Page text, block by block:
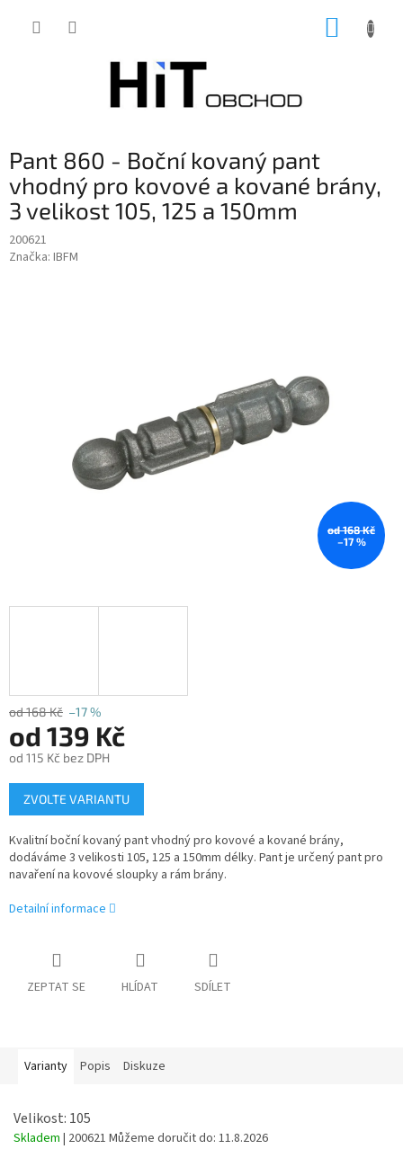
Pant 860 - Boční kovaný pant
vhodný pro kovové a kované brány,
3 velikost 105, 125 a 150mm
200621
Značka: IBFM
od 168 Kč
–17 %
od 168 Kč –17 %
od 139 Kč
od 115 Kč bez DPH
Měrná
cena:
ZVOLTE VARIANTU
Kvalitní boční kovaný pant vhodný pro kovové a kované brány,
dodáváme 3 velikosti 105, 125 a 150mm délky. Pant je určený pant pro
navaření na kovové sloupky a rám brány.
Detailní informace
ZEPTAT SE HLÍDAT SDÍLET
Varianty Popis Diskuze
Velikost: 105
Skladem | 200621 Můžeme doručit do: 11.8.2026